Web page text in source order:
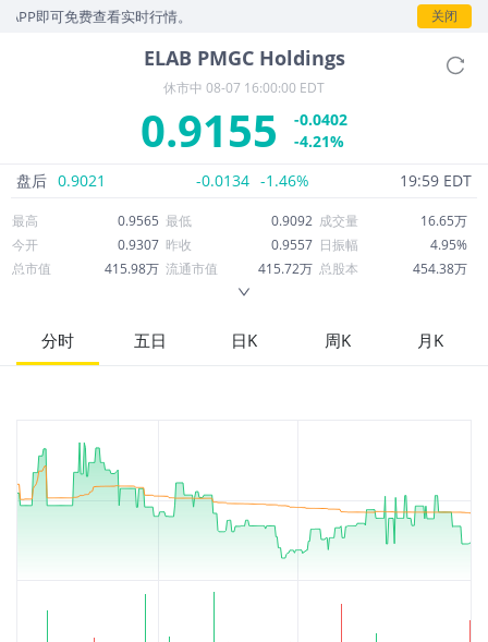
可免费查看实时行情。 关闭
ELAB PMGC Holdings
休市中 08-07 16:00:00 EDT
0.9155
-0.0402
-4.21%
盘后 0.9021 -0.0134 -1.46% 19:59 EDT
最高 0.9565 最低 0.9092 成交量
16.65万
今开
0.9307 昨收 0.9557 日振幅
4.95%
总市值
415.98万 流通市值 415.72万 总股本
454.38万
52周最高
309.12 市盈率
-0.01
股息
分时 五日 日K 周K 月K